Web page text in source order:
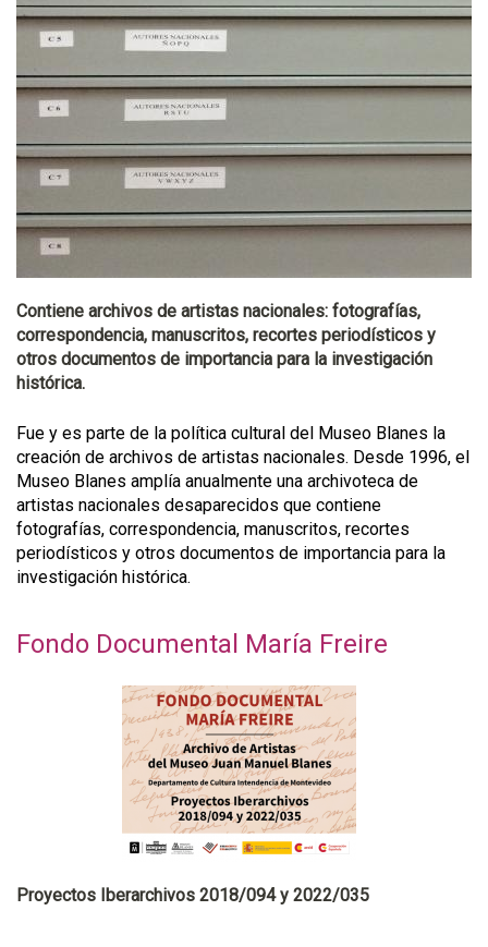
Contiene archivos de artistas nacionales: fotografías,
correspondencia, manuscritos, recortes periodísticos y
otros documentos de importancia para la investigación
histórica.
Fue y es parte de la política cultural del Museo Blanes la
creación de archivos de artistas nacionales. Desde 1996, el
Museo Blanes amplía anualmente una archivoteca de
artistas nacionales desaparecidos que contiene
fotografías, correspondencia, manuscritos, recortes
periodísticos y otros documentos de importancia para la
investigación histórica.
Fondo Documental María Freire
Proyectos Iberarchivos 2018/094 y 2022/035